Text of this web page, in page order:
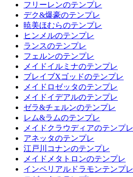
フリーレンのテンプレ
デク&爆豪のテンプレ
暁美ほむらのテンプレ
ヒンメルのテンプレ
ランスのテンプレ
フェルンのテンプレ
メイドイルミナのテンプレ
ブレイブXゴッドのテンプレ
メイドロゼッタのテンプレ
メイドイデアルのテンプレ
ゼラ&チェルンのテンプレ
レム&ラムのテンプレ
メイドクラウディアのテンプレ
アネッタのテンプレ
江戸川コナンのテンプレ
メイドメタトロンのテンプレ
インペリアルドラモンテンプレ